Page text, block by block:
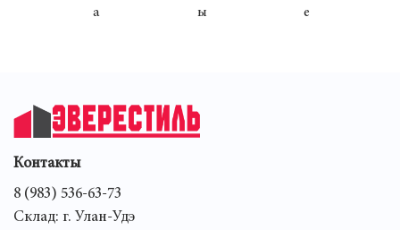
а
ы
е
Контакты
8 (983) 536-63-73
Склад: г. Улан-Удэ